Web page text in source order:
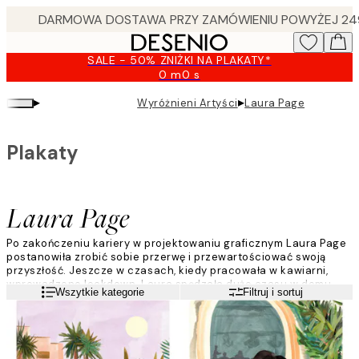
SALE - 50% ZNIŻKI NA PLAKATY*
0 m0 s
Ważny
do:
2026-
▸ Wyróżnieni Artyści▸Laura Page
Laura Page
Plakaty
Po zakończeniu kariery w projektowaniu graficznym Laura Page
postanowiła zrobić sobie przerwę i przewartościować swoją
przyszłość. Jeszcze w czasach, kiedy pracowała w kawiarni,
wprowadzono lockdown. Laura spędzała dużo czasu w domu,
dlatego też wyciągnęła farby i postanowiła dać swojej
"Inspirują mnie moje marzenia, np. podróżowanie po świecie w
kamperze, piękne miejsca, w których byłam lub chciałbym
Czytaj więcejWszytkie kategorie Filtruj i sortuj